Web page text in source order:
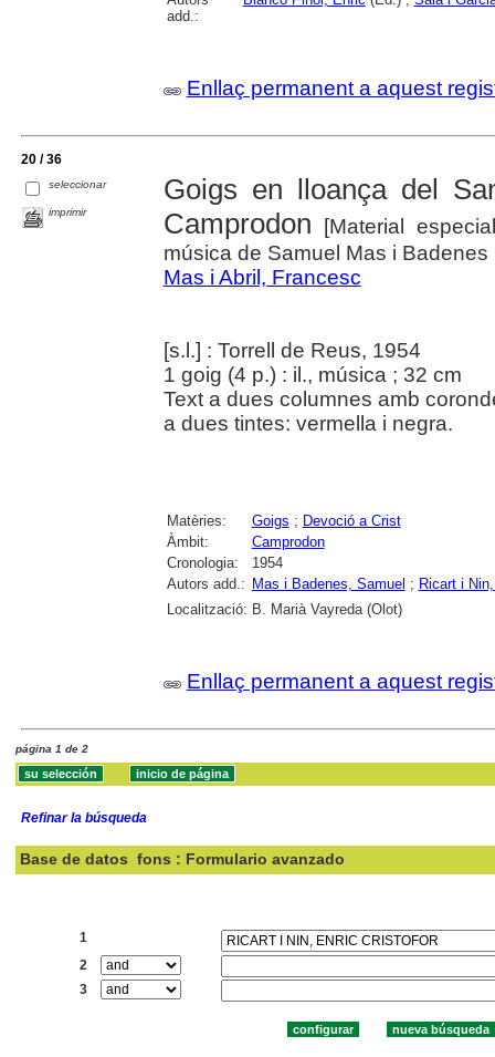
add.:
Enllaç permanent a aquest
20 / 36
seleccionar
imprimir
Goigs en lloança del
Camprodon [Material
música de Samuel Mas i Badenes
Mas i Abril, Francesc
[s.l.] : Torrell de Reus, 1954
1 goig (4 p.) : il., música ; 32 cm
Text a dues columnes amb
a dues tintes: vermella i negra.
Matèries: Goigs ; Devoció a Crist
Àmbit:
Camprodon
Cronologia:
1954
Autors add.: Mas i Badenes, Samuel ; Ricart i
Localització: B. Marià Vayreda (Olot)
Enllaç permanent a aquest
página 1 de 2
Refinar la búsqueda
Base de datos fons : Formulario avanzado
1
2
3